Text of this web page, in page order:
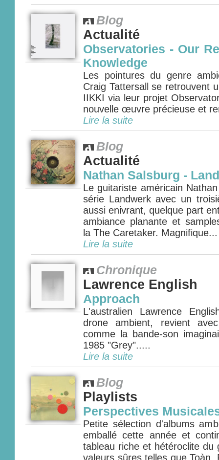
Blog
Actualité
Observatories - Our
Knowledge
Les pointures du genre
Craig Tattersall se retrouvent
IIKKI via leur projet
nouvelle œuvre précieuse et
Lire la suite
Blog
Actualité
Nathan Salsburg -
Le guitariste américain
série Landwerk avec un
aussi enivrant, quelque part
ambiance planante et
la The Caretaker.
Lire la suite
Chronique
Lawrence English
Approach
L'australien Lawrence
drone ambient, revient
comme la bande-son
1985 "Grey".....
Lire la suite
Blog
Playlists
Perspectives
Petite sélection d'albums
emballé cette année et
tableau riche et hétéroclite du
valeurs sûres telles que Toàn,